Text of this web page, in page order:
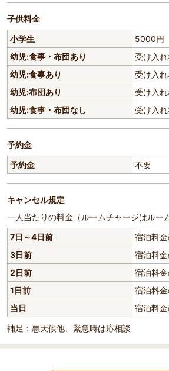
子供料金
小学生
5000円
幼児:食事・布団あり
受け入れ
幼児:食事あり
受け入れ
幼児:布団あり
受け入れ
幼児:食事・布団なし
受け入れ
予約金
予約金
不要
キャンセル規定
一人当たりの料金（ルームチャージはルー
7日～4日前
宿泊料
3日前
宿泊料
2日前
宿泊料
1日前
宿泊料
当日
宿泊料
補足：悪天候他、緊急時は応相談